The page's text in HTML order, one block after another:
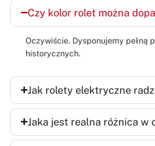
Czy kolor rolet można
Oczywiście. Dysponujemy
historycznych.
Jak rolety elektryczne
Jaka jest realna różnica w